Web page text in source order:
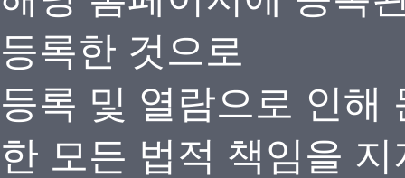
등록한 것으로
등록 및 열람으로 인해
한 모든 법적 책임을